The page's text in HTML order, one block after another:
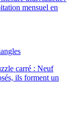
mensuel en
carré : Neuf
ils forment un